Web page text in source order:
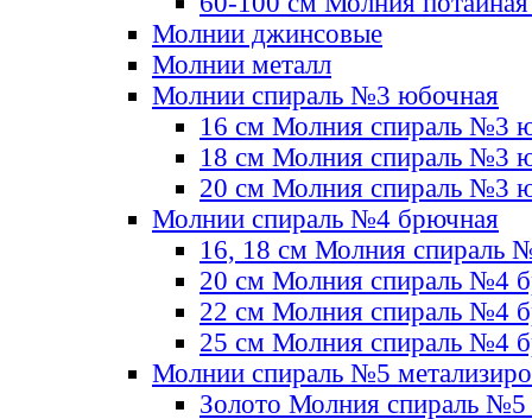
Молнии джинсовые
Молнии металл
Молнии спираль №3 юбочная
16 см Молния спираль №3
18 см Молния спираль №3
20 см Молния спираль №3
Молнии спираль №4 брючная
16, 18 см Молния спираль
20 см Молния спираль №4
22 см Молния спираль №4
25 см Молния спираль №4
Молнии спираль №5
Золото Молния спираль №5